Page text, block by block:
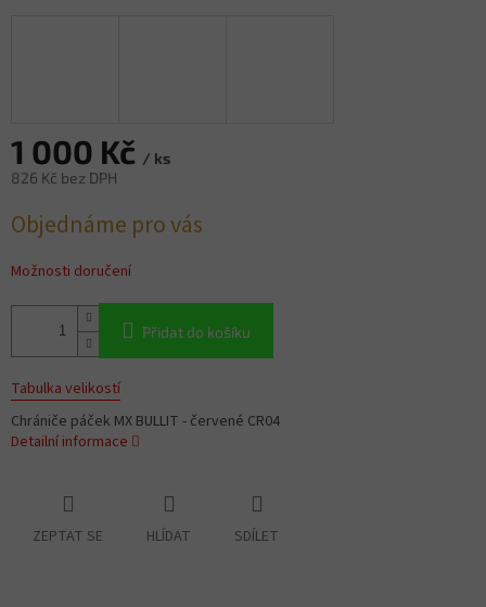
1 000 Kč / ks
826 Kč bez DPH
cena:
Objednáme pro vás
Možnosti doručení
Přidat do košíku
Tabulka velikostí
Chrániče páček MX BULLIT - červené CR04
Detailní informace
ZEPTAT SE HLÍDAT SDÍLET